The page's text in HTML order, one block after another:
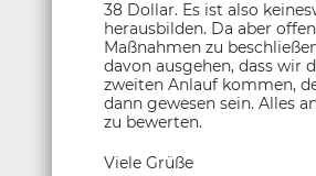
38 Dollar. Es ist also
herausbilden. Da aber
Maßnahmen zu
davon ausgehen, dass wir
zweiten Anlauf kommen,
dann gewesen sein. Alles
zu bewerten.
Viele Grüße